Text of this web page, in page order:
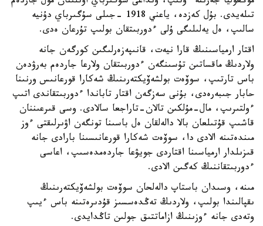
تىلەيدى. بۇل كەزدە، ياعني 1918 -جىلى سۇگىرباي دۇنيە
سالىپ، ەل يەلىلىگى ۇلى ءدوربىتقان بولىپ تۇرعان ەدى.
اقتار ارمياسىنىڭ قارا نيەت، قانىپەزەرلىگىن كورگەن جانە
ولاردىڭ ماقساتىن تۇسىنگەن ءدوربىتقان ولارعا جاردەم بەرۋدەن
باس تارتىپ، سوۆەت بولشەۆيكتەرىنىڭ شەكارا قورعانىس ورنىنا
حابار جىبەرەدى، بۇنى سەزگەن اقتار تاباندا ءدوربىتقاندى اتىپ
ءولتىرىپ، مال-مۇلكىن تالان-تاراجعا سالادى. وسى قىرعىننان
قاشىپ قۇتىلعان بالا دالەلقان ەل باسىنا تونگەن اۋىرلىقتى ءوز
مىندەتىنە الادى دا، سوۆەت شەكارا قورعانىسىنا بارادى جانە
قىزىلدار ارمياسىنا اقتاردى جويۋعا جاردەمدەسىپ، اعاسى
ءدوربىتقاننىڭ كەگىن الادى.
مىنە، وسىدان باستاپ دالەلحان سوۆەت بولشەۆيكتەرىنىڭ
ىقپالىندا بولىپ، ولاردىڭ تەڭدەسسىز قۇدىرەتىنە باس ءيىپ
وتەدى جانە ءوزىنىڭ ازاماتتىق جولىن تاڭدايدى.